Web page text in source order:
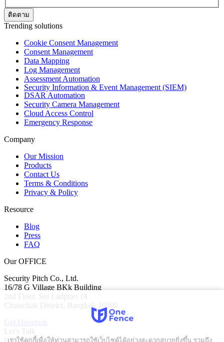
Trending solutions
Cookie Consent Management
Consent Management
Data Mapping
Log Management
Assessment Automation
Security Information & Event Management (SIEM)
DSAR Automation
Security Camera Management
Cloud Access Control
Emergency Response
Company
Our Mission
Products
Contact Us
Terms & Conditions
Privacy & Policy
Resource
Blog
Press
FAQ
Our OFFICE
Security Pitch Co., Ltd.
16/78 G Village BKk Building
2nd Floor, Soi Ladprao 18
Chatuchak District, Bangkok 10900
Get Direction
Let’s Talk
CALL US
เราใช้คุกกี้เพื่อให้ท่านสามารถใช้เว็บไซต์ได้อย่างสะดวกสบายยิ่งขึ้น รวมถึง